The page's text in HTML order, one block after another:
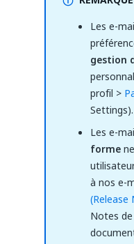
Les e-
gestion
profil >
Settings).
Les e-
forme
à nos e-
(Release
Notes